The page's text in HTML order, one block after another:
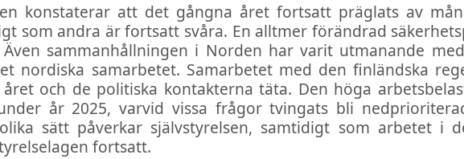
konstaterar att det gångna året fortsatt präglats av
som andra är fortsatt svåra. En alltmer förändrad
sammanhållningen i Norden har varit utmanande
nordiska samarbetet. Samarbetet med den finländska
och de politiska kontakterna täta. Den höga
år 2025, varvid vissa frågor tvingats bli
sätt påverkar självstyrelsen, samtidigt som arbetet i
fortsatt.